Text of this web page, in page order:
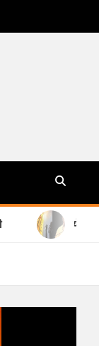
योगी सरकार की मिशन